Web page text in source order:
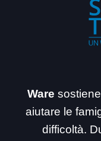
Ware
aiutare le
difficoltà.